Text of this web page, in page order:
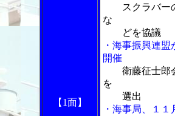
【1面】
スクラバー
な
どを協議
・海事振興連
開催
衛藤征士郎
を
選出
・海事局、１